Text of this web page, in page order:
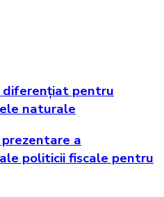
diferențiat pentru
naturale
a
politicii fiscale pentru